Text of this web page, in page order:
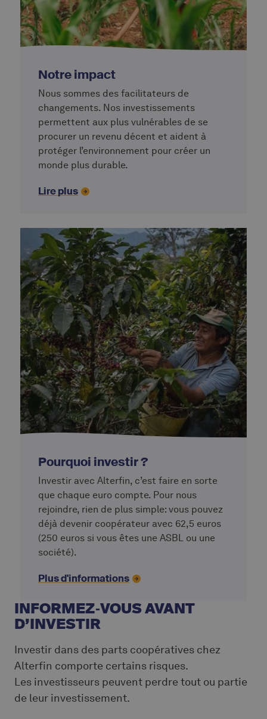
Notre impact
Nous sommes des facilitateurs de
changements. Nos investissements
permettent aux plus vulnérables de se
procurer un revenu décent et aident à
protéger l’environnement pour créer un
monde plus durable.
Lire plus
Pourquoi investir ?
Investir avec Alterfin, c’est faire en sorte
que chaque euro compte. Pour nous
rejoindre, rien de plus simple: vous pouvez
déjà devenir coopérateur avec 62,5 euros
(250 euros si vous êtes une ASBL ou une
société).
Plus d'informations
INFORMEZ‑VOUS AVANT
D’INVESTIR
Investir dans des parts coopératives chez
Alterfin comporte certains risques.
Les investisseurs peuvent perdre tout ou partie
de leur investissement.